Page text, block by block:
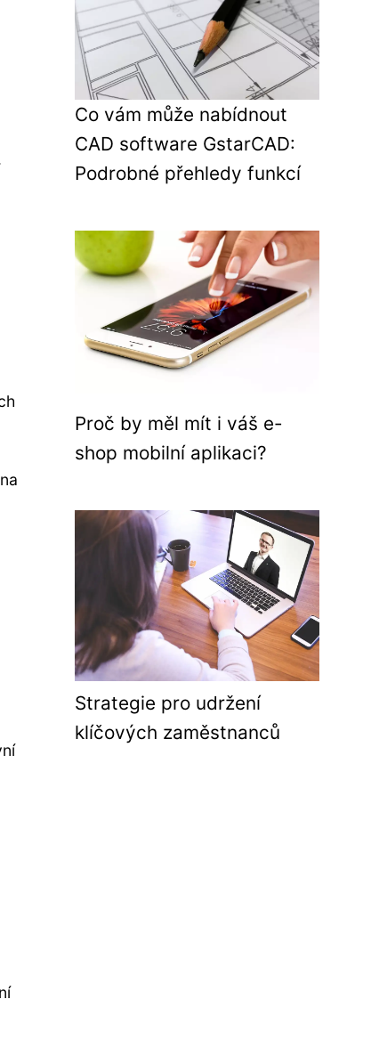
Co vám může nabídnout
CAD software GstarCAD:
Podrobné přehledy funkcí
Proč by měl mít i váš e-
shop mobilní aplikaci?
Strategie pro udržení
klíčových zaměstnanců